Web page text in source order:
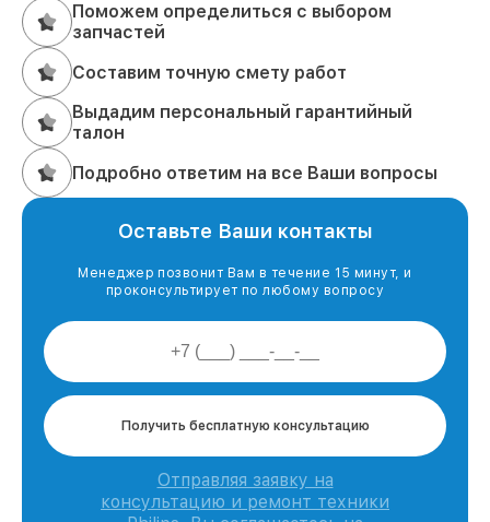
Поможем определиться с выбором
запчастей
Составим точную смету работ
Выдадим персональный гарантийный
талон
Подробно ответим на все Ваши вопросы
Оставьте Ваши контакты
Менеджер позвонит Вам в течение 15 минут, и
проконсультирует по любому вопросу
Получить бесплатную консультацию
Отправляя заявку на
консультацию и ремонт техники